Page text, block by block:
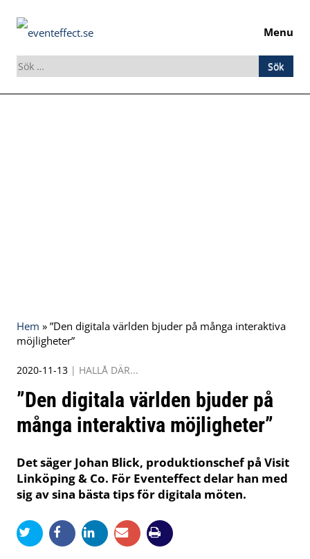
Menu
Sök
efter:
Hem » ”Den digitala världen bjuder på många interaktiva
möjligheter”
2020-11-13 | HALLÅ DÄR...
”Den digitala världen bjuder på
många interaktiva möjligheter”
Det säger Johan Blick, produktionschef på Visit
Linköping & Co. För Eventeffect delar han med
sig av sina bästa tips för digitala möten.